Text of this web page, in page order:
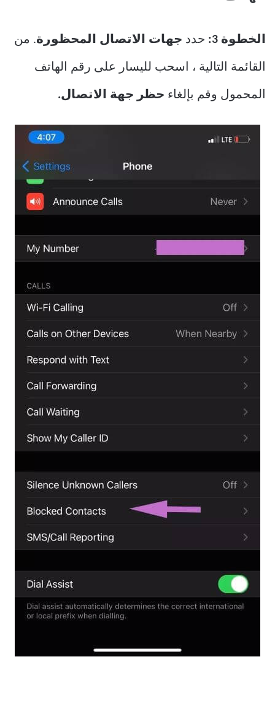
الخطوة 3: حدد جهات الاتصال المحظورة. من
القائمة التالية ، اسحب لليسار على رقم الهاتف
المحمول وقم بإلغاء حظر جهة الاتصال.